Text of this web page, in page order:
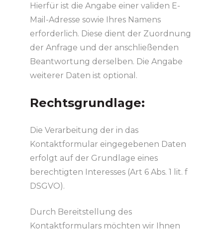
Hierfür ist die Angabe einer validen E-
Mail-Adresse sowie Ihres Namens
erforderlich. Diese dient der Zuordnung
der Anfrage und der anschließenden
Beantwortung derselben. Die Angabe
weiterer Daten ist optional.
Rechtsgrundlage:
Die Verarbeitung der in das
Kontaktformular eingegebenen Daten
erfolgt auf der Grundlage eines
berechtigten Interesses (Art 6 Abs. 1 lit. f
DSGVO).
Durch Bereitstellung des
Kontaktformulars möchten wir Ihnen